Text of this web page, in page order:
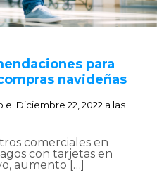
para
navideñas
el Diciembre 22, 2022 a las
comerciales en
con tarjetas en
aumento […]